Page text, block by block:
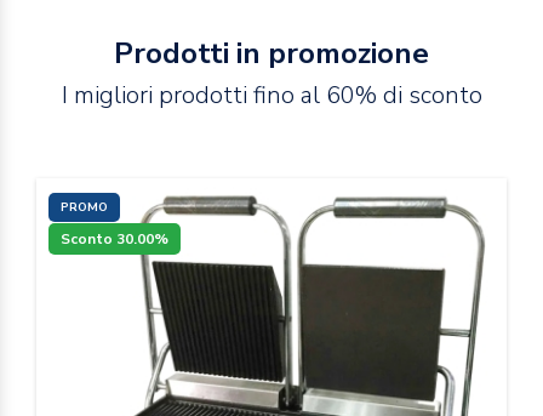
Prodotti in promozione
I migliori prodotti fino al 60% di sconto
PROMO
Sconto 30.00%